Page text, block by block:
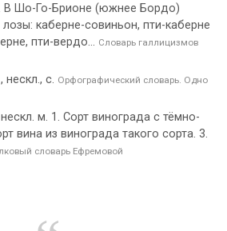
В Шо-Го-Брионе (южнее Бордо)
каберне-совиньон, пти-каберне
пти-вердо... Словарь галлицизмов
нескл., с. Орфографический словарь. Одно
м. 1. Сорт винограда с тёмно-
вина из винограда такого сорта. 3.
словарь Ефремовой